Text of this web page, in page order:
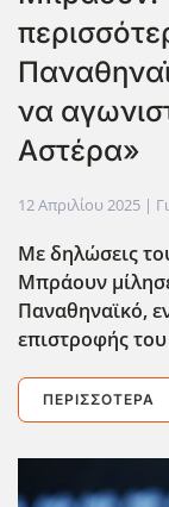
να
Αστέρα»
12 Απριλίου 2025 |
Με δηλώσεις
Μπράουν
Παναθηναϊκό,
επιστροφής
ΠΕΡΙΣΣΌΤΕΡΑ